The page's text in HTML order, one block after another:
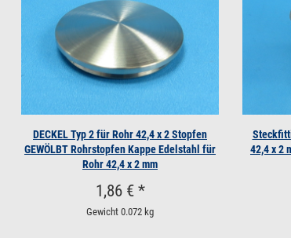
DECKEL Typ 2 für Rohr 42,4 x 2 Stopfen
GEWÖLBT Rohrstopfen Kappe Edelstahl für
Rohr 42,4 x 2 mm
1,86 € *
Gewicht 0.072 kg
42,4 x 2